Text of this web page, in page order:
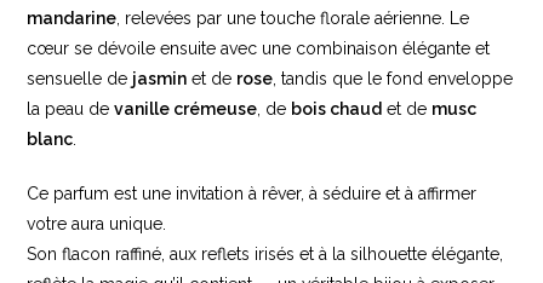
mandarine , relevées par une touche florale aérienne. Le
cœur se dévoile ensuite avec une combinaison élégante et
sensuelle de jasmin et de rose , tandis que le fond enveloppe
la peau devanille crémeuse , de bois chaud et de musc
blanc
Ce parfum est une invitation à rêver, à séduire et à affirmer
votre aura unique.
Son flacon raffiné, aux reflets irisés et à la silhouette élégante,